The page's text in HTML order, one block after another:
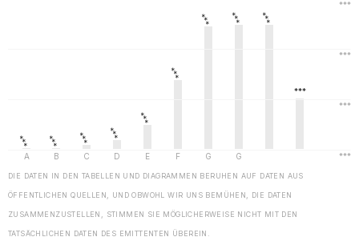
DIE DATEN IN DEN TABELLEN UND DIAGRAMMEN BERUHEN AUF DATEN AUS
ÖFFENTLICHEN QUELLEN, UND OBWOHL WIR UNS BEMÜHEN, DIE DATEN
ZUSAMMENZUSTELLEN, STIMMEN SIE MÖGLICHERWEISE NICHT MIT DEN
TATSÄCHLICHEN DATEN DES EMITTENTEN ÜBEREIN.